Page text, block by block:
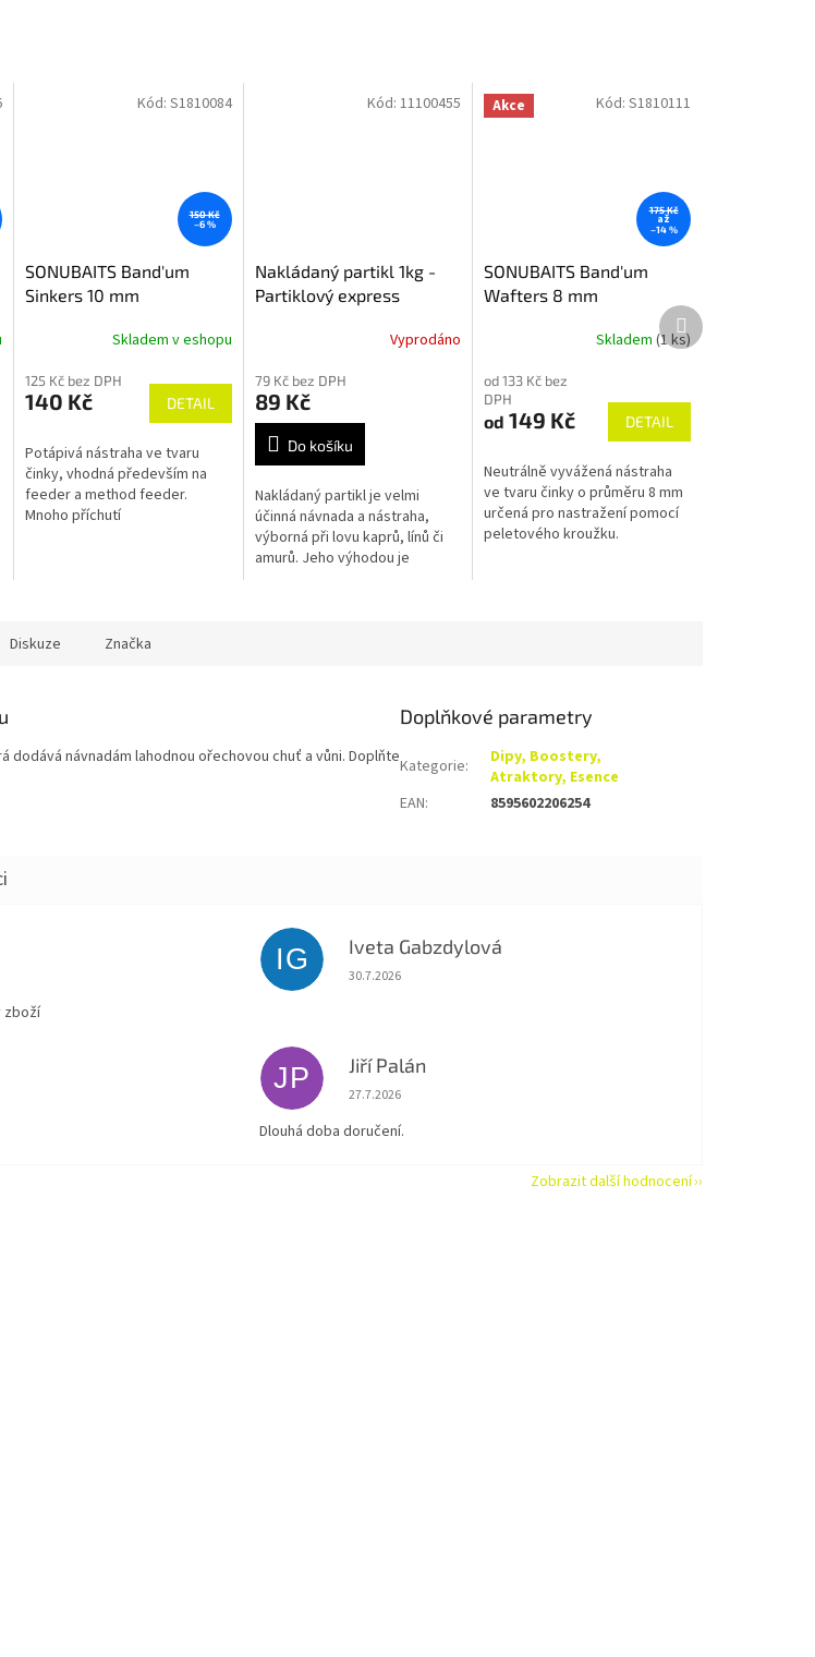
150 Kč
–6 %
SONUBAITS Band'um
Sinkers 10 mm
Skladem v eshopu
125 Kč bez DPH
140 Kč DETAIL
Potápivá nástraha ve tvaru
činky, vhodná především na
feeder a method feeder.
Mnoho příchutí
Kód: S1810084
Nakládaný partikl 1kg -
Partiklový express
Vyprodáno
79 Kč bez DPH
89 Kč
Do košíku
Nakládaný partikl je velmi
účinná návnada a nástraha,
výborná při lovu kaprů, línů či
amurů. Jeho výhodou je
Kód:11100455 Akce
175 Kč
až
–14 %
SONUBAITS Band'um
Wafters 8 mm
Skladem (1 ks)
od 133 Kč bez
DPH
od 149 Kč DETAIL
Neutrálně vyvážená nástraha
ve tvaru činky o průměru 8 mm
určená pro nastražení pomocí
peletového kroužku.
Kód: S1810111
Další
produkt
Diskuze Značka
dodává návnadám lahodnou ořechovou chuť a vůni. Doplňte
Doplňkové parametry
Kategorie:
Dipy, Boostery,
Atraktory, Esence
EAN: 8595602206254
je 5 z 5 hvězdiček.
zboží
IG Iveta Gabzdylová
Hodnocení obchodu je 5 z 5 hvězdiček.
30.7.2026
je 5 z 5 hvězdiček. JP Jiří Palán
Hodnocení obchodu je 5 z 5 hvězdiček.
27.7.2026
Dlouhá doba doručení.
Zobrazit další hodnocení